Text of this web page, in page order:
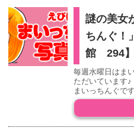
謎の美女
ちんぐ！
館 294】
毎週水曜日はま
ただいています
まいっちんぐで